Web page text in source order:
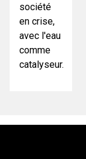
société
en crise,
avec l'eau
comme
catalyseur.